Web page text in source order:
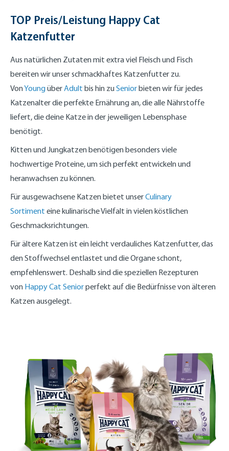
TOP Preis/Leistung Happy Cat
Katzenfutter
Aus natürlichen Zutaten mit extra viel Fleisch und Fisch
bereiten wir unser schmackhaftes Katzenfutter zu.
VonYoungüber Adult bis hin zuSeniorbieten wir für jedes
Katzenalter die perfekte Ernährung an, die alle Nährstoffe
liefert, die deine Katze in der jeweiligen Lebensphase
benötigt.
Kitten und Jungkatzen benötigen besonders viele
hochwertige Proteine, um sich perfekt entwickeln und
heranwachsen zu können.
Für ausgewachsene Katzen bietet unserCulinary
Sortiment eine kulinarische Vielfalt in vielen köstlichen
Geschmacksrichtungen.
Für ältere Katzen ist ein leicht verdauliches Katzenfutter, das
den Stoffwechsel entlastet und die Organe schont,
empfehlenswert. Deshalb sind die speziellen Rezepturen
von Happy Cat Seniorperfekt auf die Bedürfnisse von älteren
Katzen ausgelegt.